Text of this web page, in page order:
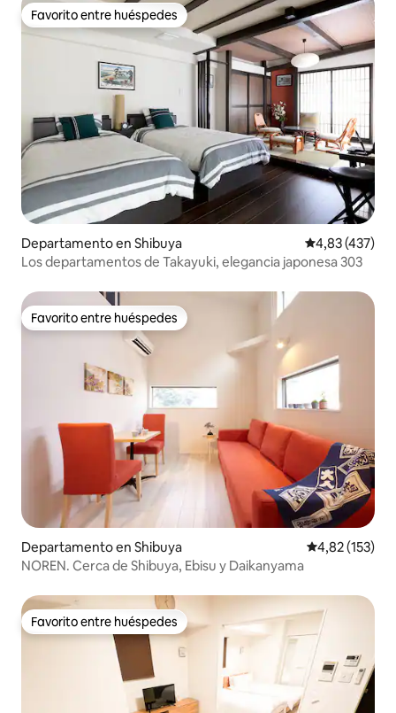
Favorito entre huéspedes
Favorito entre huéspedes
Departamento en Shibuya Calificación
4,83 (437)
Los departamentos de Takayuki, elegancia japonesa 303
Favorito entre huéspedes
Favorito entre huéspedes
Departamento en Shibuya Calificación
4,82 (153)
NOREN. Cerca de Shibuya, Ebisu y Daikanyama
Favorito entre huéspedes
Favorito entre huéspedes